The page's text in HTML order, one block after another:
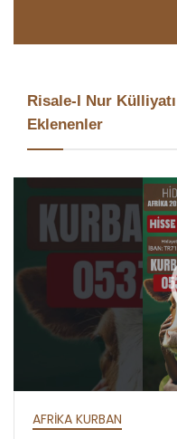
Risale-I Nur Külliyatı
Eklenenler